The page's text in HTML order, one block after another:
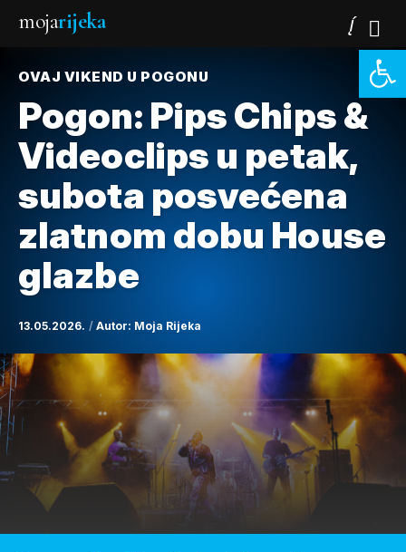
mojarijeka
OVAJ VIKEND U POGONU
Pogon: Pips Chips &
Videoclips u petak,
subota posvećena
zlatnom dobu House
glazbe
13.05.2026. Autor: Moja Rijeka